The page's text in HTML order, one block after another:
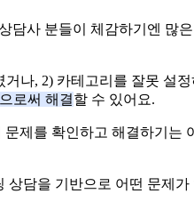
사 분들이 체감하기엔 많
나, 2) 카테고리를 잘못 설
로써 해결할 수 있어요.
제를 확인하고 해결하기는
담을 기반으로 어떤 문제